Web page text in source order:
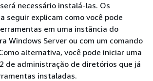
necessário instalá-las. Os
seguir explicam como você pode
em uma instância do
Windows Server ou com um comando
alternativa, você pode iniciar uma
de administração de diretórios que já
instaladas.